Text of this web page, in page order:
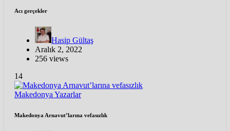
Acı gerçekler
Hasip Gültaş
Aralık 2, 2022
256 views
14
Makedonya Yazarlar
Makedonya Arnavut’larına vefasızlık